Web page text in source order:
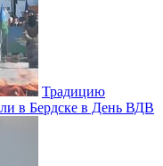
Традицию
в Бердске в День ВДВ